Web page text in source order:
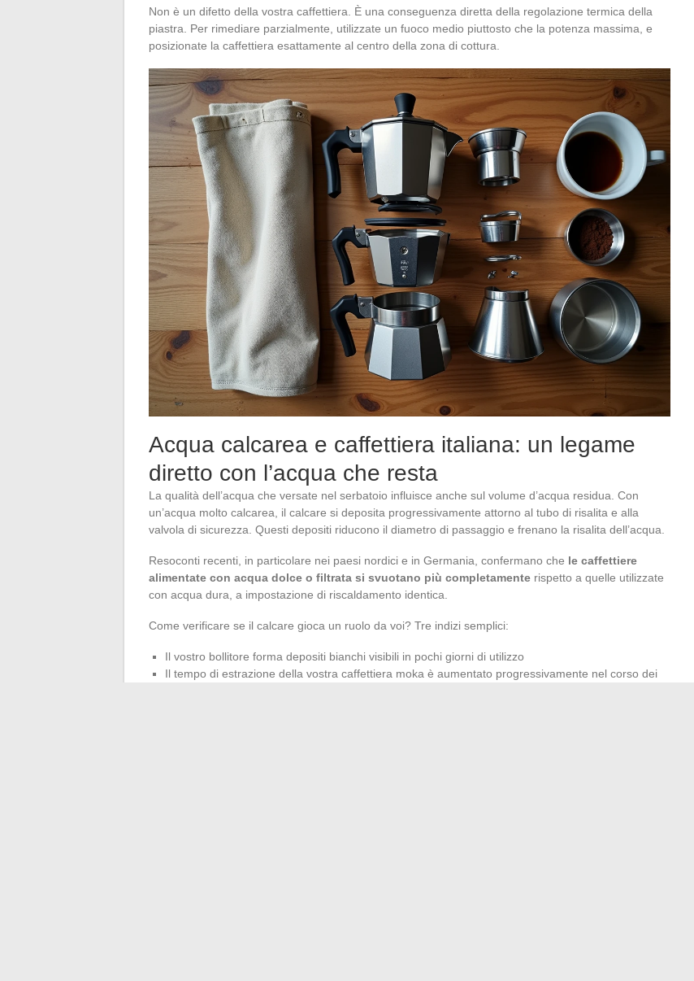
Non è un difetto della vostra caffettiera. È una conseguenza diretta della regolazione termica della
piastra. Per rimediare parzialmente, utilizzate un fuoco medio piuttosto che la potenza massima, e
posizionate la caffettiera esattamente al centro della zona di cottura.
Acqua calcarea e caffettiera italiana: un legame
diretto con l’acqua che resta
La qualità dell’acqua che versate nel serbatoio influisce anche sul volume d’acqua residua. Con
un’acqua molto calcarea, il calcare si deposita progressivamente attorno al tubo di risalita e alla
valvola di sicurezza. Questi depositi riducono il diametro di passaggio e frenano la risalita dell’acqua.
Resoconti recenti, in particolare nei paesi nordici e in Germania, confermano che le caffettiere
alimentate con acqua dolce o filtrata si svuotano più completamente rispetto a quelle utilizzate
con acqua dura, a impostazione di riscaldamento identica.
Come verificare se il calcare gioca un ruolo da voi? Tre indizi semplici:
Il vostro bollitore forma depositi bianchi visibili in pochi giorni di utilizzo
Il tempo di estrazione della vostra caffettiera moka è aumentato progressivamente nel corso dei